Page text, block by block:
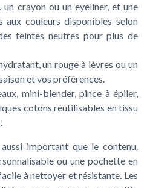
un crayon ou un eyeliner, et une
couleurs disponibles selon
teintes neutres pour plus de
un rouge à lèvres ou un
et vos préférences.
mini-blender, pince à épiler,
cotons réutilisables en tissu
important que le contenu.
ou une pochette en
à nettoyer et résistante. Les